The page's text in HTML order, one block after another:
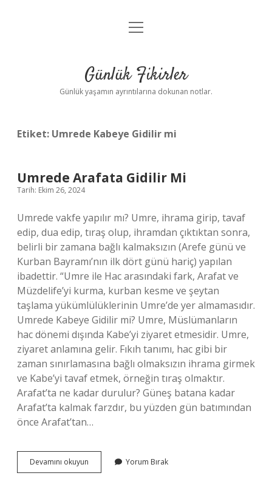
Anasayfa
Yasal Uyarı
menüyü
Günlük Fikirler
Günlük yaşamın ayrıntılarına dokunan notlar.
Etiket: Umrede Kabeye Gidilir mi
Umrede Arafata Gidilir Mi
Tarih: Ekim 26, 2024
Umrede vakfe yapılır mı? Umre, ihrama girip, tavaf
edip, dua edip, tıraş olup, ihramdan çıktıktan sonra,
belirli bir zamana bağlı kalmaksızın (Arefe günü ve
Kurban Bayramı’nın ilk dört günü hariç) yapılan
ibadettir. “Umre ile Hac arasındaki fark, Arafat ve
Müzdelife’yi kurma, kurban kesme ve şeytan
taşlama yükümlülüklerinin Umre’de yer almamasıdır.
Umrede Kabeye Gidilir mi? Umre, Müslümanların
hac dönemi dışında Kabe’yi ziyaret etmesidir. Umre,
ziyaret anlamına gelir. Fıkıh tanımı, hac gibi bir
zaman sınırlamasına bağlı olmaksızın ihrama girmek
ve Kabe’yi tavaf etmek, örneğin tıraş olmaktır.
Arafat’ta ne kadar durulur? Güneş batana kadar
Arafat’ta kalmak farzdır, bu yüzden gün batımından
önce Arafat’tan…
Devamını okuyun Umrede
Arafata
Yorum Bırak